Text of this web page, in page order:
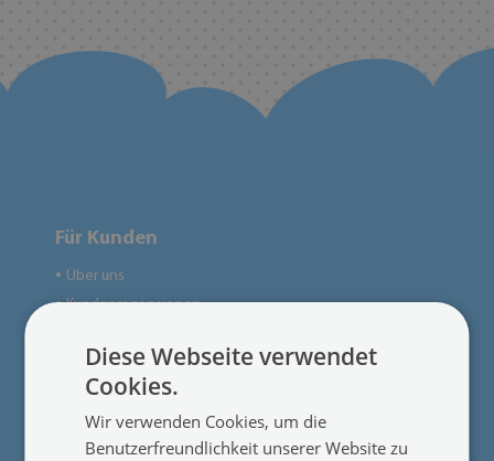
Für Kunden
● Über uns
● Kundenrezensionen
Kontakt
Impressum
Produkte nach Maß
Diese Webseite verwendet
Cookies.
Wir verwenden Cookies, um die
Benutzerfreundlichkeit unserer Website zu